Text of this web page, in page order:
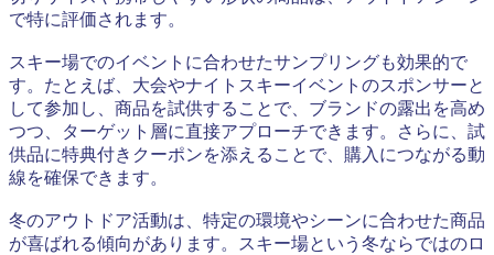
で特に評価されます。
スキー場でのイベントに合わせたサンプリングも効果的で
す。たとえば、大会やナイトスキーイベントのスポンサーと
して参加し、商品を試供することで、ブランドの露出を高め
つつ、ターゲット層に直接アプローチできます。さらに、試
供品に特典付きクーポンを添えることで、購入につながる動
線を確保できます。
冬のアウトドア活動は、特定の環境やシーンに合わせた商品
が喜ばれる傾向があります。スキー場という冬ならではのロ